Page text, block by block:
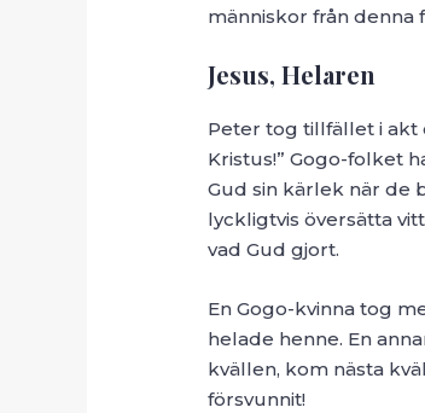
människor från
Jesus, Helaren
Peter tog tillfället i akt
Kristus!” Gogo-folket
Gud sin kärlek när de
lyckligtvis översätta
vad Gud gjort.
En Gogo-kvinna tog
helade henne. En
kvällen, kom nästa
försvunnit!